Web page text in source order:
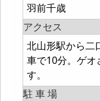
羽前千歳
アクセス
北山形駅から二
車で10分。ゲオ
す。
駐 車 場